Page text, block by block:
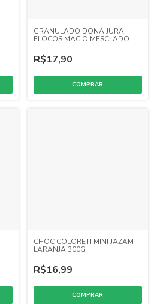
GRANULADO DONA JURA
FLOCOS MACIO MESCLADO
R$17,90
CHOC COLORETI MINI JAZAM
LARANJA 300G
R$16,99